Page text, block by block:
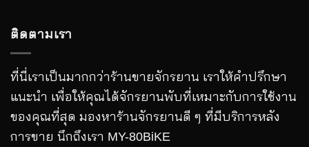
ติดตามเรา
ที่นี่เราเป็นมากกว่าร้านขายจักรยาน เราให้คำปรึกษา
แนะนำ เพื่อให้คุณได้จักรยานพับที่เหมาะกับการใช้งาน
ของคุณที่สุด มองหาร้านจักรยานดี ๆ ที่มีบริการหลัง
การขาย นึกถึงเรา MY-80BiKE